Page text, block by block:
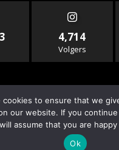
4,714
Volgers
cookies to ensure that we
our website. If you
will assume that you are
Ok